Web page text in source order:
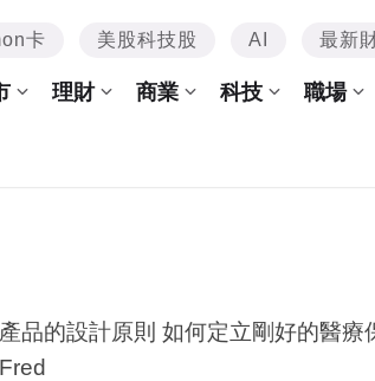
卡 美股科技股 AI 最新
理財 商業 科技 職場
品的設計原則 如何定立剛好的醫療